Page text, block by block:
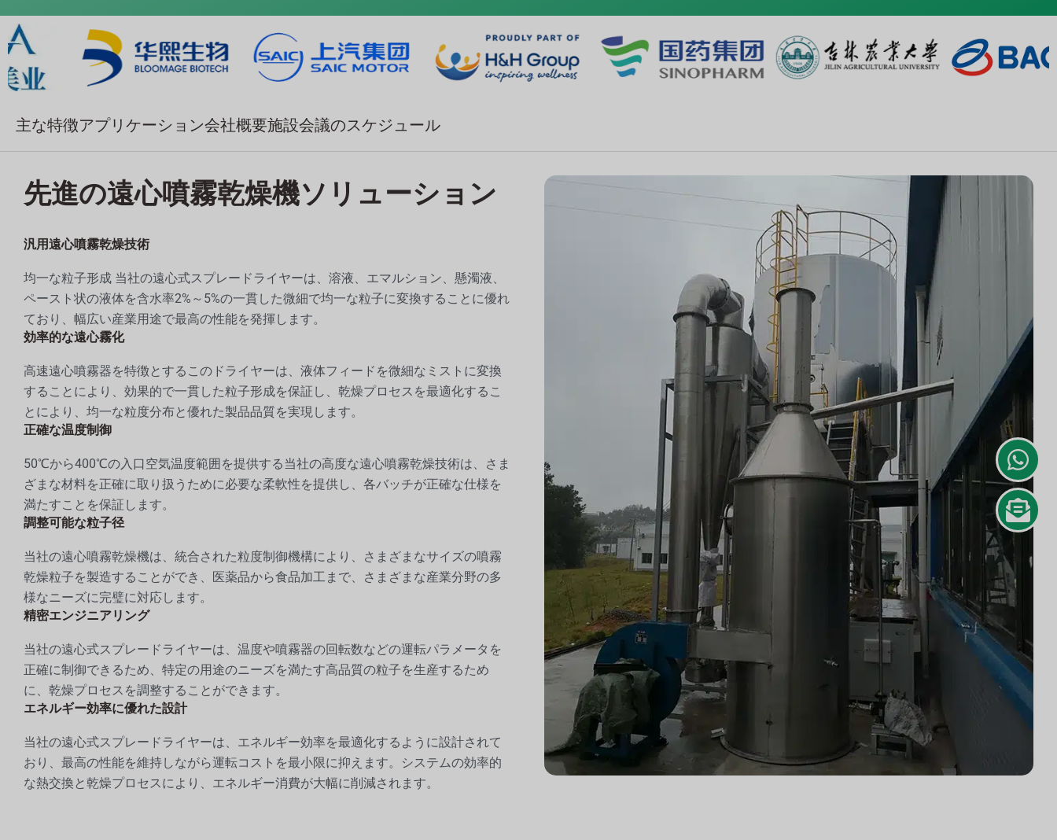
主な特徴アプリケーション会社概要施設会議のスケジュール
先進の遠心噴霧乾燥機ソリューション
汎用遠心噴霧乾燥技術
均一な粒子形成 当社の遠心式スプレードライヤーは、溶液、エマルション、懸濁液、
ペースト状の液体を含水率2%～5%の一貫した微細で均一な粒子に変換することに優れ
ており、幅広い産業用途で最高の性能を発揮します。
効率的な遠心霧化
高速遠心噴霧器を特徴とするこのドライヤーは、液体フィードを微細なミストに変換
することにより、効果的で一貫した粒子形成を保証し、乾燥プロセスを最適化するこ
とにより、均一な粒度分布と優れた製品品質を実現します。
正確な温度制御
50℃から400℃の入口空気温度範囲を提供する当社の高度な遠心噴霧乾燥技術は、さま
ざまな材料を正確に取り扱うために必要な柔軟性を提供し、各バッチが正確な仕様を
満たすことを保証します。
調整可能な粒子径
当社の遠心噴霧乾燥機は、統合された粒度制御機構により、さまざまなサイズの噴霧
乾燥粒子を製造することができ、医薬品から食品加工まで、さまざまな産業分野の多
様なニーズに完璧に対応します。
精密エンジニアリング
当社の遠心式スプレードライヤーは、温度や噴霧器の回転数などの運転パラメータを
正確に制御できるため、特定の用途のニーズを満たす高品質の粒子を生産するため
に、乾燥プロセスを調整することができます。
エネルギー効率に優れた設計
当社の遠心式スプレードライヤーは、エネルギー効率を最適化するように設計されて
おり、最高の性能を維持しながら運転コストを最小限に抑えます。システムの効率的
な熱交換と乾燥プロセスにより、エネルギー消費が大幅に削減されます。